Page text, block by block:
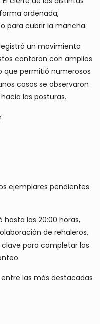
ordenada,
para cubrir la mancha.
un movimiento
contaron con amplios
que permitió numerosos
casos se observaron
las posturas.
ejemplares pendientes
hasta las 20:00 horas,
de rehaleros,
para completar las
las más destacadas